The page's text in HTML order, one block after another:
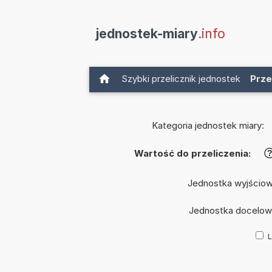
jednostek-miary.info
Szybki przelicznik jednostek
Kategoria jednostek miary:
Wartość do przeliczenia: ?
Jednostka
Jednostka